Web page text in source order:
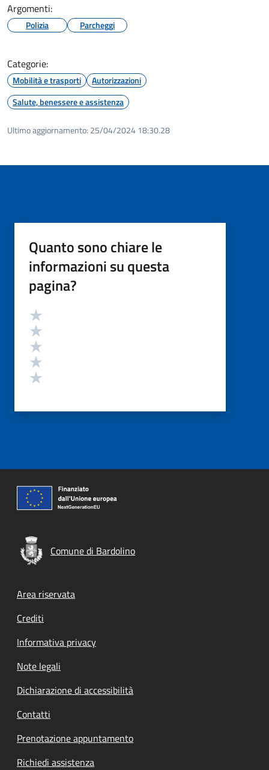
Argomenti:
Polizia Parcheggi
Categorie:
Mobilità e trasporti
Autorizzazioni
Salute, benessere e assistenza
Ultimo aggiornamento: 25/04/2024 18:30.28
Quanto sono chiare le
informazioni su questa
pagina?
Valutazione
Comune di Bardolino
Footer menu
Area riservata
Crediti
Informativa privacy
Note legali
Dichiarazione di accessibilità
Contatti
Prenotazione appuntamento
Richiedi assistenza